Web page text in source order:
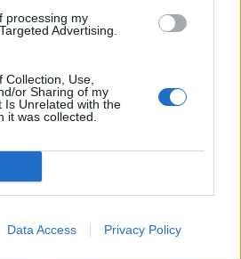
processing my
Advertising.
Use,
or Sharing of my
Is Unrelated with the
it was collected.
Data Access Privacy Policy